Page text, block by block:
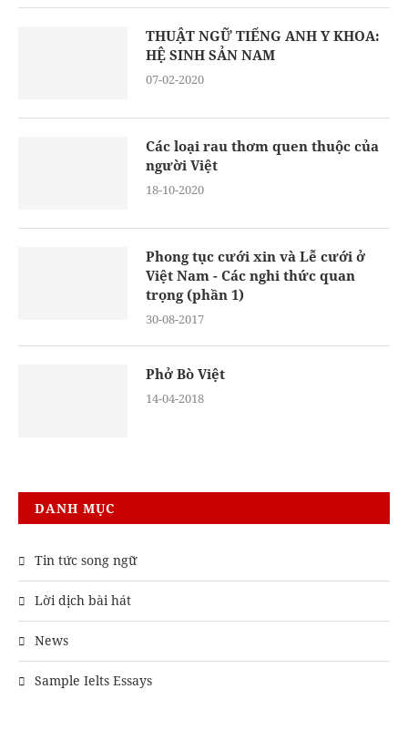
THUẬT NGỮ TIẾNG ANH Y KHOA:
HỆ SINH SẢN NAM
07-02-2020
Các loại rau thơm quen thuộc của
người Việt
18-10-2020
Phong tục cưới xin và Lễ cưới ở
Việt Nam - Các nghi thức quan
trọng (phần 1)
30-08-2017
Phở Bò Việt
14-04-2018
DANH MỤC
Tin tức song ngữ
Lời dịch bài hát
News
Sample Ielts Essays